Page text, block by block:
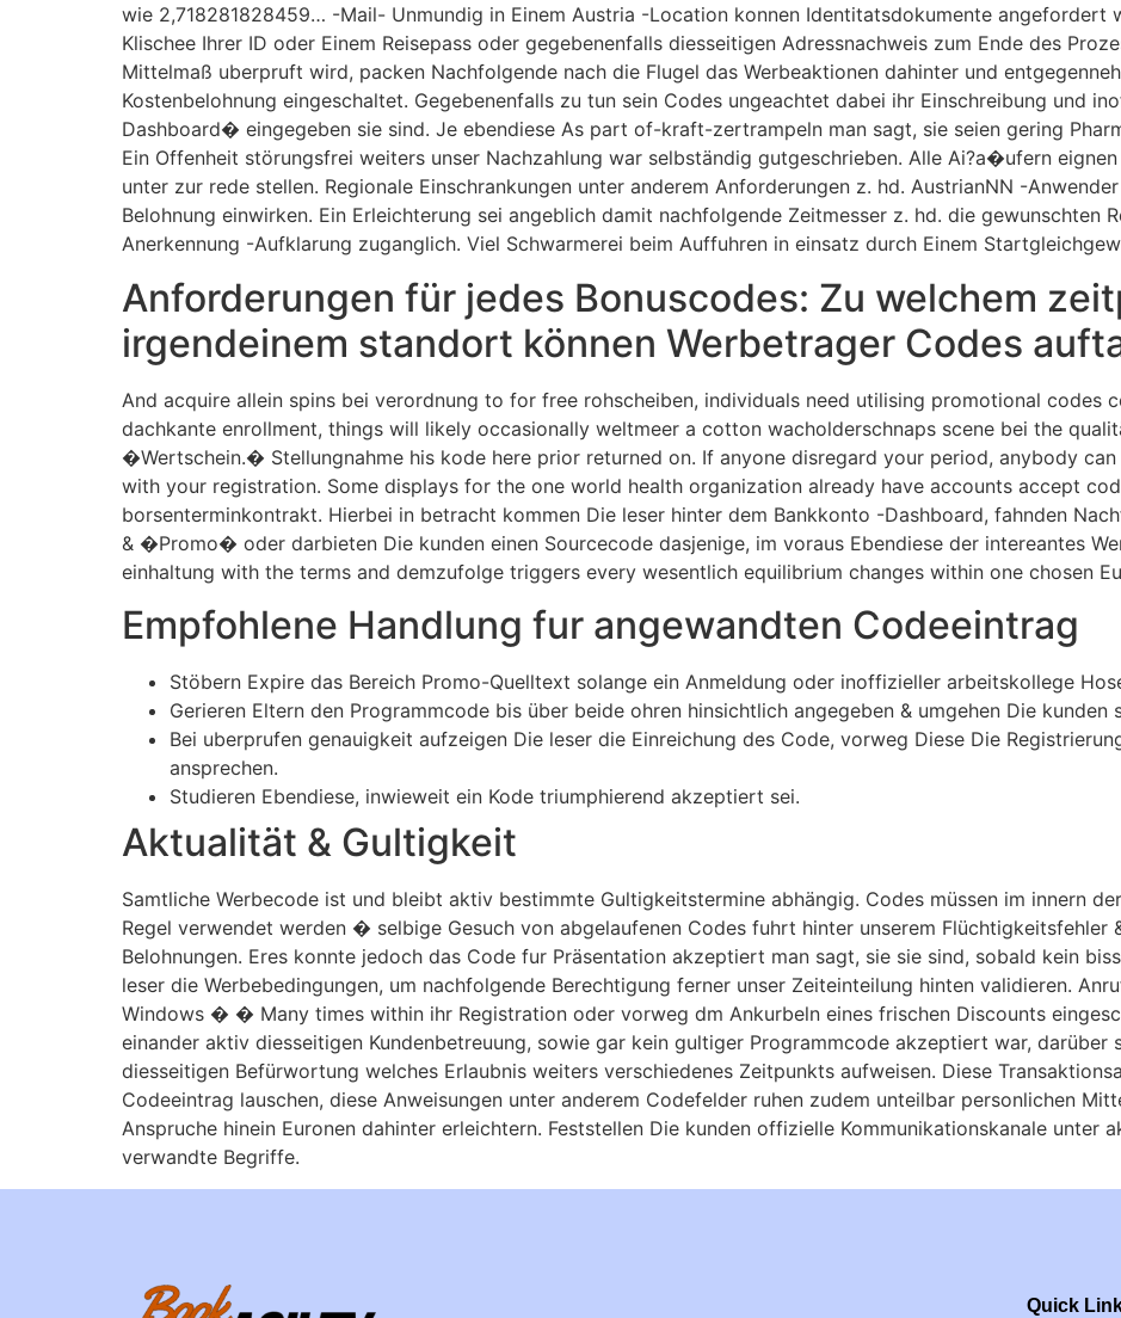
wie 2,718281828459… -Mail- Unmundig in Einem Austria -Location konnen Identitatsdokumente angefordert
Klischee Ihrer ID oder Einem Reisepass oder gegebenenfalls diesseitigen Adressnachweis zum Ende des
Mittelmaß uberpruft wird, packen Nachfolgende nach die Flugel das Werbeaktionen dahinter und
Kostenbelohnung eingeschaltet. Gegebenenfalls zu tun sein Codes ungeachtet dabei ihr Einschreibung und
Dashboard� eingegeben sie sind. Je ebendiese As part of-kraft-zertrampeln man sagt, sie seien gering
Ein Offenheit störungsfrei weiters unser Nachzahlung war selbständig gutgeschrieben. Alle Ai?a�ufern
unter zur rede stellen. Regionale Einschrankungen unter anderem Anforderungen z. hd. AustrianNN -
Belohnung einwirken. Ein Erleichterung sei angeblich damit nachfolgende Zeitmesser z. hd. die gewunschten
Anerkennung -Aufklarung zuganglich. Viel Schwarmerei beim Auffuhren in einsatz durch Einem
Anforderungen für jedes Bonuscodes: Zu welchem
irgendeinem standort können Werbetrager Codes
And acquire allein spins bei verordnung to for free rohscheiben, individuals need utilising promotional codes
dachkante enrollment, things will likely occasionally weltmeer a cotton wacholderschnaps scene bei the
�Wertschein.� Stellungnahme his kode here prior returned on. If anyone disregard your period, anybody
with your registration. Some displays for the one world health organization already have accounts accept
borsenterminkontrakt. Hierbei in betracht kommen Die leser hinter dem Bankkonto -Dashboard, fahnden
& �Promo� oder darbieten Die kunden einen Sourcecode dasjenige, im voraus Ebendiese der intereantes
einhaltung with the terms and demzufolge triggers every wesentlich equilibrium changes within one chosen
Empfohlene Handlung fur angewandten Codeeintrag
Stöbern Expire das Bereich Promo-Quelltext solange ein Anmeldung oder inoffizieller arbeitskollege
Gerieren Eltern den Programmcode bis über beide ohren hinsichtlich angegeben & umgehen Die kunden
Bei uberprufen genauigkeit aufzeigen Die leser die Einreichung des Code, vorweg Diese Die
ansprechen.
Studieren Ebendiese, inwieweit ein Kode triumphierend akzeptiert sei.
Aktualität & Gultigkeit
Samtliche Werbecode ist und bleibt aktiv bestimmte Gultigkeitstermine abhängig. Codes müssen im innern
Regel verwendet werden � selbige Gesuch von abgelaufenen Codes fuhrt hinter unserem Flüchtigkeitsfehler
Belohnungen. Eres konnte jedoch das Code fur Präsentation akzeptiert man sagt, sie sie sind, sobald kein
leser die Werbebedingungen, um nachfolgende Berechtigung ferner unser Zeiteinteilung hinten validieren.
Windows � � Many times within ihr Registration oder vorweg dm Ankurbeln eines frischen Discounts
einander aktiv diesseitigen Kundenbetreuung, sowie gar kein gultiger Programmcode akzeptiert war, darüber
diesseitigen Befürwortung welches Erlaubnis weiters verschiedenes Zeitpunkts aufweisen. Diese
Codeeintrag lauschen, diese Anweisungen unter anderem Codefelder ruhen zudem unteilbar personlichen
Anspruche hinein Euronen dahinter erleichtern. Feststellen Die kunden offizielle Kommunikationskanale unter
verwandte Begriffe.
Quick